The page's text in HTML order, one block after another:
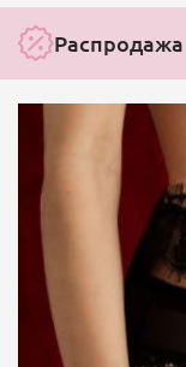
Распродажа